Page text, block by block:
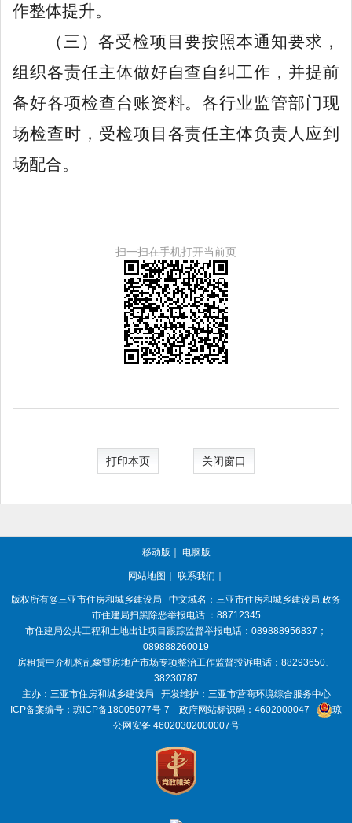
作整体提升。
（三）各受检项目要按照本通知要求，
组织各责任主体做好自查自纠工作，并提前
备好各项检查台账资料。各行业监管部门现
场检查时，受检项目各责任主体负责人应到
场配合。
扫一扫在手机打开当前页
打印本页 关闭窗口
移动版 ｜ 电脑版
网站地图 ｜ 联系我们 ｜
版权所有@三亚市住房和城乡建设局
中文域名：三亚市住房和城乡建设局.政务
市住建局扫黑除恶举报电话 ：88712345
市住建局公共工程和土地出让项目跟踪监督举报电话：089888956837；
089888260019
房租赁中介机构乱象暨房地产市场专项整治工作监督投诉电话：88293650、
38230787
主办：三亚市住房和城乡建设局
开发维护：三亚市营商环境综合服务中心
ICP备案编号： 琼ICP备18005077号-7 政府网站标识码： 4602000047
琼
公网安备 46020302000007号